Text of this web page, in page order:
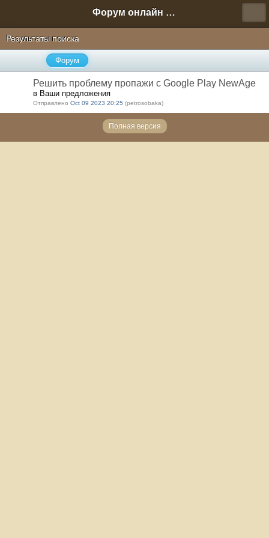
Форум онлайн игры "Новая Эра" (Нюра Биз)
Результаты поиска
Форум
Решить проблему пропажи с Google Play NewAge
в Ваши предложения
Отправлено Oct 09 2023 20:25 (petrosobaka)
Полная версия